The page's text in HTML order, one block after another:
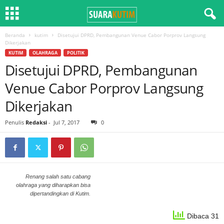
Beranda kutim
Disetujui DPRD, Pembangunan Venue Cabor Porprov Langsung
Dikerjakan
KUTIM OLAHRAGA POLITIK
Disetujui DPRD, Pembangunan
Venue Cabor Porprov Langsung
Dikerjakan
Penulis Redaksi - Jul 7, 2017 0
Renang salah satu cabang
olahraga yang diharapkan bisa
dipertandingkan di Kutim.
Dibaca 31